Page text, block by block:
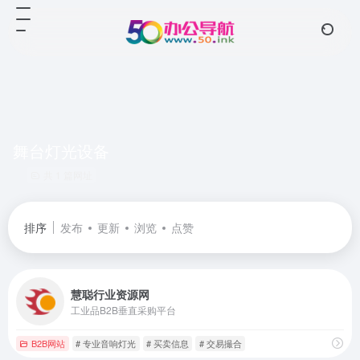
排序 发布 更新 浏览 点赞
慧聪行业资源网
工业品B2B垂直采购平台
B2B网站 # 专业音响灯光 # 买卖信息 # 交易撮合